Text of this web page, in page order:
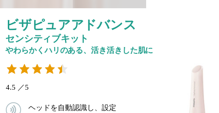
ビザピュアアドバンス
センシティブキット
やわらかくハリのある、活き活きした肌に
4.5 ／5
ヘッドを自動認識し、設定